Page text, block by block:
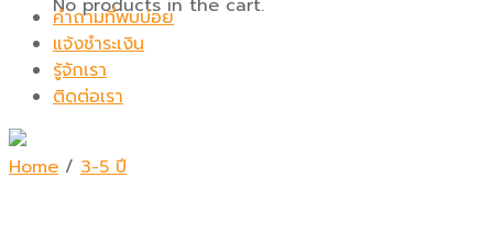
คำถามที่พบบ่อย
แจ้งชำระเงิน
รู้จักเรา
ติดต่อเรา
Home / 3-5 ปี